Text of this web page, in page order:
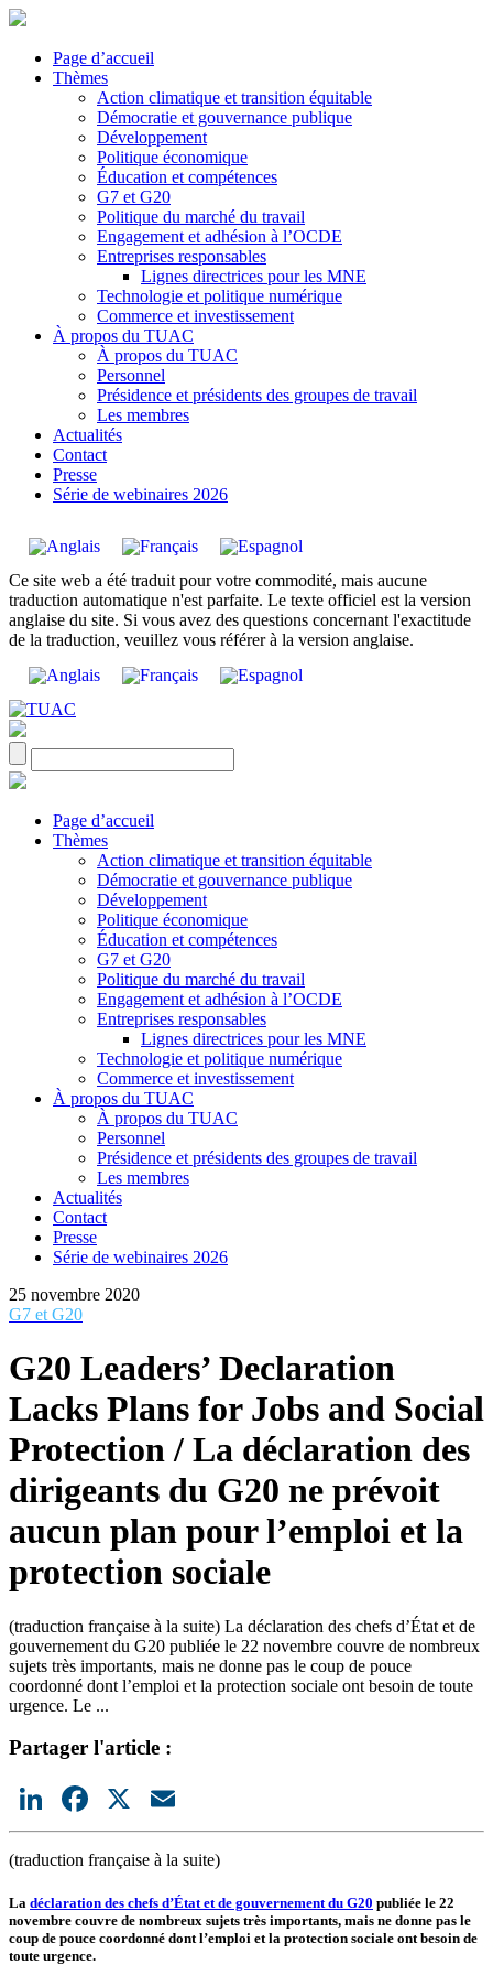
Page d’accueil
Thèmes
Action climatique et transition équitable
Démocratie et gouvernance publique
Développement
Politique économique
Éducation et compétences
G7 et G20
Politique du marché du travail
Engagement et adhésion à l’OCDE
Entreprises responsables
Lignes directrices pour les MNE
Technologie et politique numérique
Commerce et investissement
À propos du TUAC
À propos du TUAC
Personnel
Présidence et présidents des groupes de travail
Les membres
Actualités
Contact
Presse
Série de webinaires 2026
Ce site web a été traduit pour votre commodité, mais aucune
traduction automatique n'est parfaite. Le texte officiel est la version
anglaise du site. Si vous avez des questions concernant l'exactitude
de la traduction, veuillez vous référer à la version anglaise.
Page d’accueil
Thèmes
Action climatique et transition équitable
Démocratie et gouvernance publique
Développement
Politique économique
Éducation et compétences
G7 et G20
Politique du marché du travail
Engagement et adhésion à l’OCDE
Entreprises responsables
Lignes directrices pour les MNE
Technologie et politique numérique
Commerce et investissement
À propos du TUAC
À propos du TUAC
Personnel
Présidence et présidents des groupes de travail
Les membres
Actualités
Contact
Presse
Série de webinaires 2026
25 novembre 2020
G7 et G20
G20 Leaders’ Declaration
Lacks Plans for Jobs and Social
Protection / La déclaration des
dirigeants du G20 ne prévoit
aucun plan pour l’emploi et la
protection sociale
(traduction française à la suite) La déclaration des chefs d’État et de
gouvernement du G20 publiée le 22 novembre couvre de nombreux
sujets très importants, mais ne donne pas le coup de pouce
coordonné dont l’emploi et la protection sociale ont besoin de toute
urgence. Le ...
Partager l'article :
LinkedIn
Facebook
X
(traduction française à la suite)
La déclaration des chefs d’État et de gouvernement du G20 publiée le 22
novembre couvre de nombreux sujets très importants, mais ne donne pas le
coup de pouce coordonné dont l’emploi et la protection sociale ont besoin de
toute urgence.